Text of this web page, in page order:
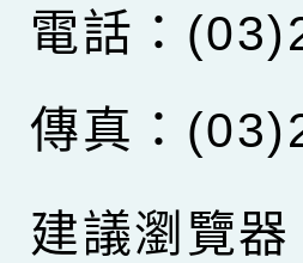
電話：
傳真：
建議瀏覽